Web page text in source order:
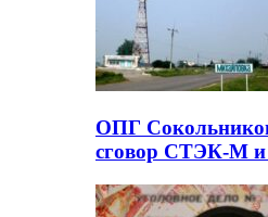
ОПГ
сговор СТЭК-М и